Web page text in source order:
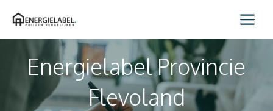
naar
Energielabel Provincie
Flevoland